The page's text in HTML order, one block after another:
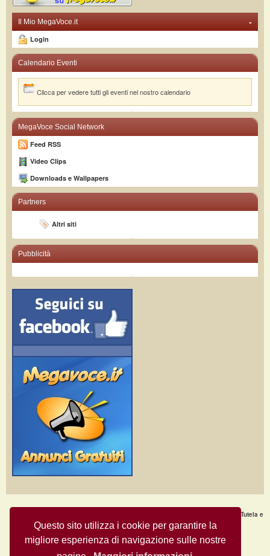
Questo sito utilizza i cookie per garantire la
migliore esperienza di navigazione sulle nostre
-
Il Mio MegaVoce.it
Login
Calendario Eventi
Clicca per vedere tutti gli eventi nel nostro calendario
MegaVoce Social Network
Feed RSS
Video Clips
Downloads e Wallpapers
Partners
Altri siti
Pubblicità
Tutela e
Sicurezza·Privacy·Aiuto
Annunci Gratuiti © Copyright 2009MegaVoce.it - All Rights Reserved.